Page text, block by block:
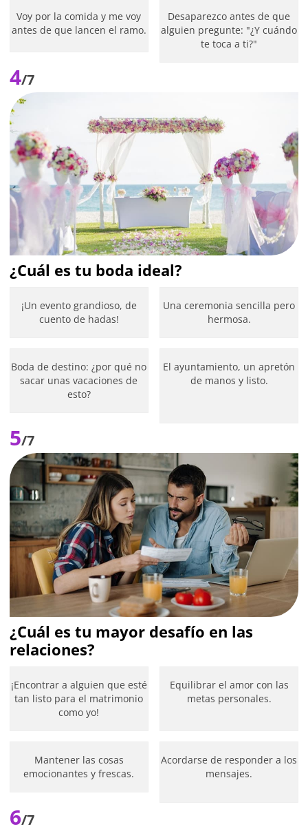
Voy por la comida y me voy
antes de que lancen el ramo.
Desaparezco antes de que
alguien pregunte: "¿Y cuándo
te toca a ti?"
4/7
¿Cuál es tu boda ideal?
¡Un evento grandioso, de
cuento de hadas!
Una ceremonia sencilla pero
hermosa.
Boda de destino: ¿por qué no
sacar unas vacaciones de
esto?
El ayuntamiento, un apretón
de manos y listo.
5/7
¿Cuál es tu mayor desafío en las
relaciones?
¡Encontrar a alguien que esté
tan listo para el matrimonio
como yo!
Equilibrar el amor con las
metas personales.
Mantener las cosas
emocionantes y frescas.
Acordarse de responder a los
mensajes.
6/7